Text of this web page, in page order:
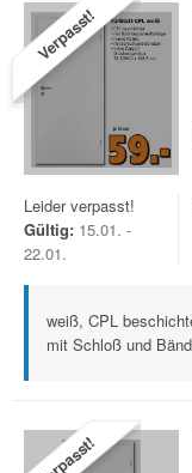
Verpasst!
Leider verpasst!
Gültig: 15.01. -
22.01.
weiß, CPL
mit Schloß und